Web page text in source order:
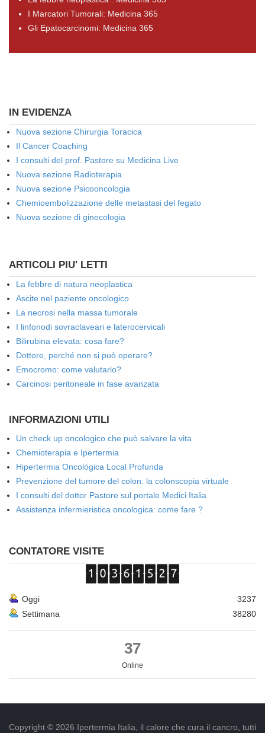
I Marcatori Tumorali: Medicina 365
Gli Epatocarcinomi: Medicina 365
IN EVIDENZA
Nuova sezione Chirurgia Toracica
Il Cancer Coaching
I consulti del prof. Pastore su Medicina Live
Nuova sezione Radioterapia
Nuova sezione Psicooncologia
Chemioembolizzazione delle metastasi del fegato
Nuova sezione di ginecologia
ARTICOLI PIU' LETTI
La febbre di natura neoplastica
Ascite nel paziente oncologico
La necrosi nella massa tumorale
I linfonodi sovraclaveari e laterocervicali
Bilirubina elevata: cosa fare?
Dottore, perché non si può operare?
Emocromo: come valutarlo?
Carcinosi peritoneale in fase avanzata
INFORMAZIONI UTILI
Un check up oncologico che può salvare la vita
Chemioterapia e Ipertermia
Hipertermia Oncológica Local Profunda
Prevenzione del tumore del colon: la colonscopia virtuale
I consulti del dottor Pastore sul portale Medici Italia
Assistenza infermieristica oncologica: come fare ?
CONTATORE VISITE
Oggi
3237
Settimana
38280
37
Online
Copyright © 2026 Ipertermia Italia, il calore che cura il cancro, tutti